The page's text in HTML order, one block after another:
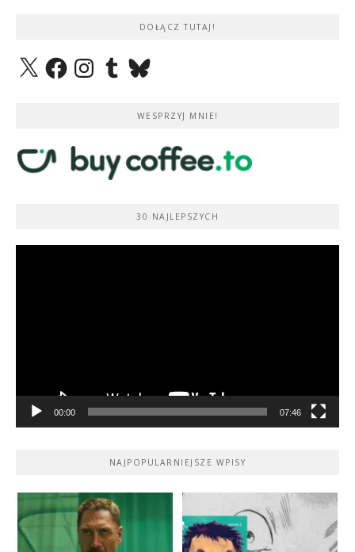
DOŁĄCZ TUTAJ!
X FacebookInstagramTumblrBluesky
WESPRZYJ MNIE!
30 NAJLEPSZYCH
00:00 07:46
NAJPOPULARNIEJSZE WPISY